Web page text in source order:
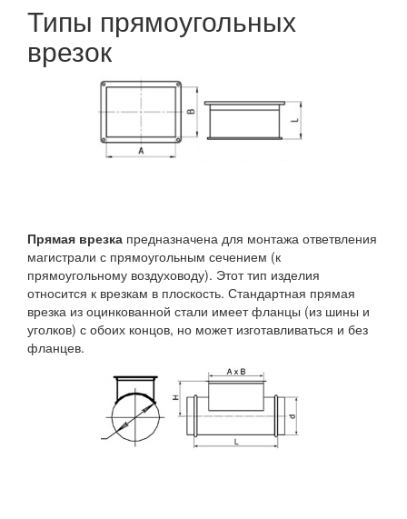
Типы прямоугольных
врезок
Прямая врезка предназначена для монтажа ответвления
магистрали с прямоугольным сечением (к
прямоугольному воздуховоду). Этот тип изделия
относится к врезкам в плоскость. Стандартная прямая
врезка из оцинкованной стали имеет фланцы (из шины и
уголков) с обоих концов, но может изготавливаться и без
фланцев.